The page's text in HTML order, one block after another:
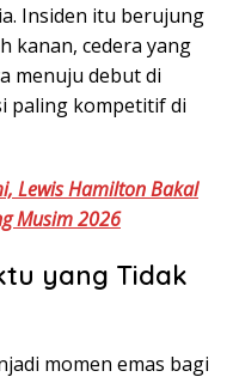
Insiden itu berujung
kanan, cedera yang
menuju debut di
paling kompetitif di
Lewis Hamilton Bakal
Musim 2026
yang Tidak
momen emas bagi